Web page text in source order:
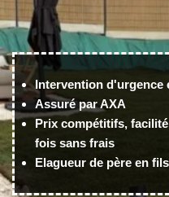
Intervention d'urgence
Assuré par AXA
Prix compétitifs,
fois sans frais
Elagueur de père en